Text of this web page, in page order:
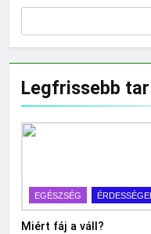
Legfrissebb
EGÉSZSÉG
Miért fáj a váll?